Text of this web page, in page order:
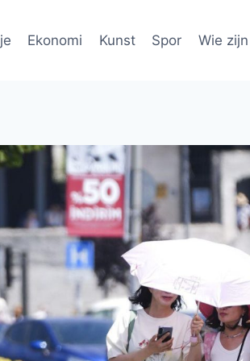
Ekonomi Kunst Spor Wie